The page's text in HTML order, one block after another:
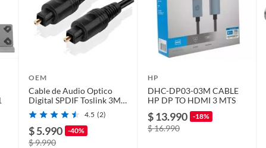
OEM
Cable de Audio Optico
Digital SPDIF Toslink 3MT
High Speed
4.5 (2)
$ 5.990 -40%
$ 9.990
HP
DHC-DP03-03M CABLE
HP DP TO HDMI 3 MTS
$ 13.990 -18%
$ 16.990